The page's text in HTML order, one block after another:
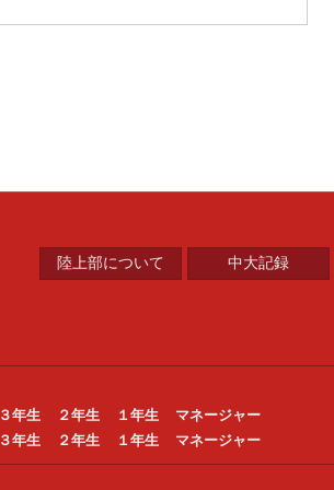
陸上部について 中大記録
３年生 ２年生 １年生
マネージャー
３年生 ２年生 １年生 マネージャー